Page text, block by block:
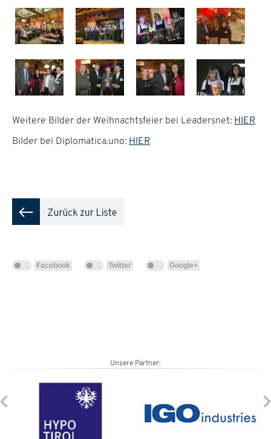
Weitere Bilder der Weihnachtsfeier bei Leadersnet: HIER
Bilder bei Diplomatica.uno: HIER
Facebook Twitter Google+
Unsere Partner: